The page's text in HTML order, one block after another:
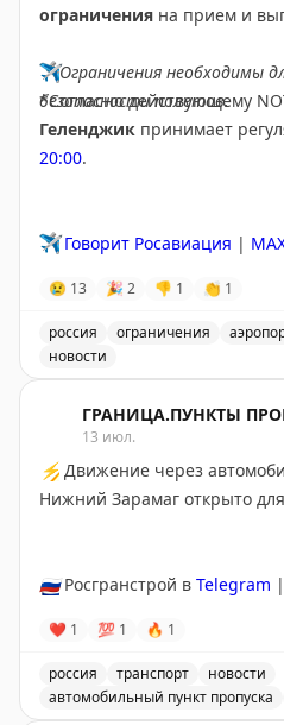
ограничения на прием и
✈️Ограничения необходимы
безопасности полетов.
*Согласно действующему
Геленджик принимает
20:00.
✈️ Говорит Росавиация |
😢 13 🎉 2 👎 1 👏 1
россия ограничения
новости
ГРАНИЦА.ПУНКТЫ
13 июл.
⚡ Движение через
Нижний Зарамаг открыто
🇷🇺Росгранстрой в Telegram |
❤ 1 💯 1 🔥 1
россия транспорт
новости
автомобильный пункт пропуска